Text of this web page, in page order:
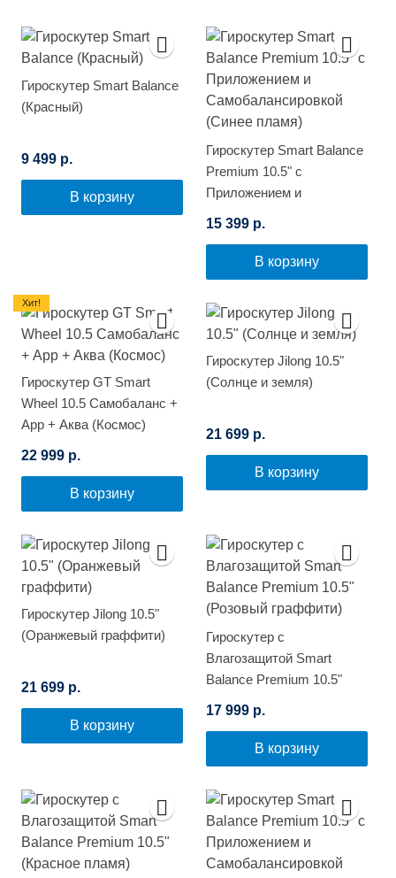
Гироскутер Smart Balance
(Красный)
9 499 р.
В корзину
Гироскутер Smart Balance
Premium 10.5" с
Приложением и
(Синее пламя)
15 399 р.
В корзину
Гироскутер GT Smart
Wheel 10.5 Самобаланс +
App + Аква (Космос)
22 999 р.
В корзину
Хит!
Гироскутер Jilong 10.5"
(Солнце и земля)
21 699 р.
В корзину
Гироскутер Jilong 10.5"
(Оранжевый граффити)
21 699 р.
В корзину
Гироскутер с
Влагозащитой Smart
Balance Premium 10.5"
17 999 р.
В корзину